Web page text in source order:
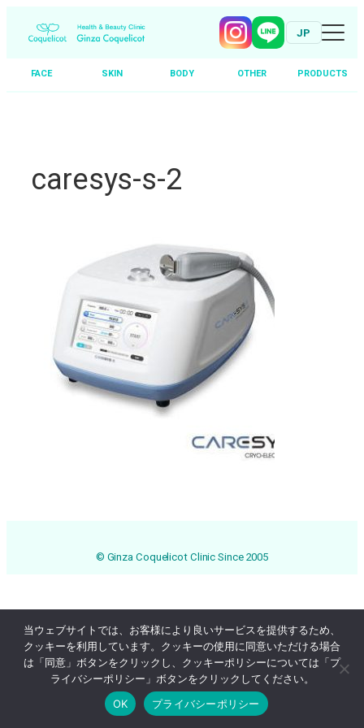
JP
FACE SKIN BODY OTHER PRODUCTS
Online Reservation 03-3569-1233
caresys-s-2
© Ginza Coquelicot Clinic Since 2005
当ウェブサイトでは、お客様により良いサービスを提供するため、
クッキーを利用しています。クッキーの使用に同意いただける場合
は「同意」ボタンをクリックし、クッキーポリシーについては「プ
ライバシーポリシー」ボタンをクリックしてください。
OK
プライバシーポリシー